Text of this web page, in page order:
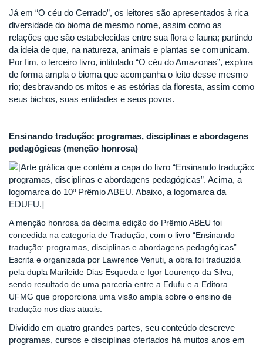
Já em “O céu do Cerrado”, os leitores são apresentados à rica
diversidade do bioma de mesmo nome, assim como as
relações que são estabelecidas entre sua flora e fauna; partindo
da ideia de que, na natureza, animais e plantas se comunicam.
Por fim, o terceiro livro, intitulado “O céu do Amazonas”, explora
de forma ampla o bioma que acompanha o leito desse mesmo
rio; desbravando os mitos e as estórias da floresta, assim como
seus bichos, suas entidades e seus povos.
Ensinando tradução: programas, disciplinas e abordagens
pedagógicas (menção honrosa)
A menção honrosa da décima edição do Prêmio ABEU foi
concedida na categoria de Tradução, com o livro “Ensinando
tradução: programas, disciplinas e abordagens pedagógicas”.
Escrita e organizada por Lawrence Venuti, a obra foi traduzida
pela dupla Marileide Dias Esqueda e Igor Lourenço da Silva;
sendo resultado de uma parceria entre a Edufu e a Editora
UFMG que proporciona uma visão ampla sobre o ensino de
tradução nos dias atuais.
Dividido em quatro grandes partes, seu conteúdo descreve
programas, cursos e disciplinas ofertados há muitos anos em